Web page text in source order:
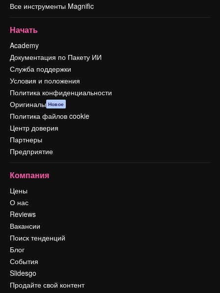
Все инструменты Magnific
Начать
Academy
Документация по Пакету ИИ
Служба поддержки
Условия и положения
Политика конфиденциальности
Оригиналы Новое
Политика файлов cookie
Центр доверия
Партнеры
Предприятие
Компания
Цены
О нас
Reviews
Вакансии
Поиск тенденций
Блог
События
Slidesgo
Продайте свой контент